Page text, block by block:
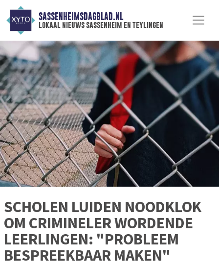
SASSENHEIMSDAGBLAD.NL
lokaal nieuws sassenheim en teylingen
SCHOLEN LUIDEN NOODKLOK
OM CRIMINELER WORDENDE
LEERLINGEN: "PROBLEEM
BESPREEKBAAR MAKEN"